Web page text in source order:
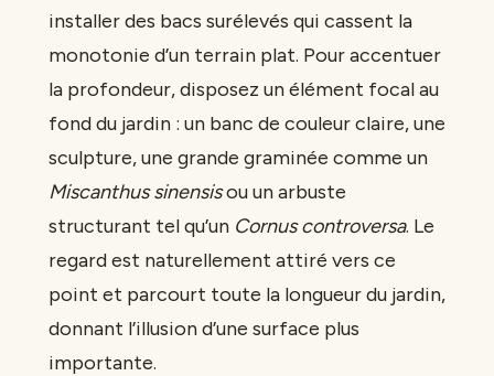
installer des bacs surélevés qui cassent la
monotonie d’un terrain plat. Pour accentuer
la profondeur, disposez un élément focal au
fond du jardin : un banc de couleur claire, une
sculpture, une grande graminée comme un
Miscanthus sinensisou un arbuste
structurant tel qu’un Cornus controversa. Le
regard est naturellement attiré vers ce
point et parcourt toute la longueur du jardin,
donnant l’illusion d’une surface plus
importante.